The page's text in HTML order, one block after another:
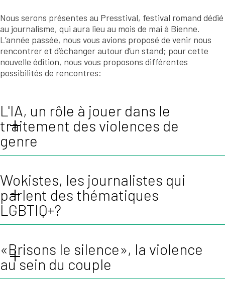
Nous serons présentes au Presstival, festival romand dédié
au journalisme, qui aura lieu au mois de mai à Bienne.
L’année passée, nous vous avions proposé de venir nous
rencontrer et d’échanger autour d’un stand; pour cette
nouvelle édition, nous vous proposons différentes
possibilités de rencontres:
L'IA, un rôle à jouer dans le
traitement des violences de
genre
Wokistes, les journalistes qui
parlent des thématiques
LGBTIQ+?
«Brisons le silence», la violence
au sein du couple